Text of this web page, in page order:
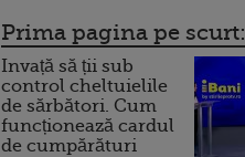
Prima pagina pe scurt:
Invață să ții sub
control cheltuielile
de sărbători. Cum
funcționează cardul
de cumpărături